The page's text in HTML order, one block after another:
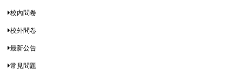
校內問卷
校外問卷
最新公告
常見問題